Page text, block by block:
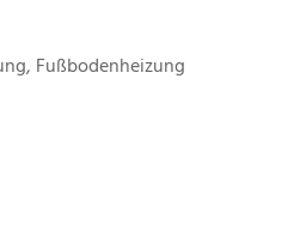
Fußbodenheizung